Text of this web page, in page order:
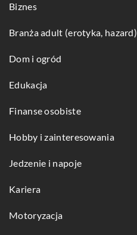
Biznes
Branża adult (erotyka, hazard)
Dom i ogród
Edukacja
Finanse osobiste
Hobby i zainteresowania
Jedzenie i napoje
Kariera
Motoryzacja